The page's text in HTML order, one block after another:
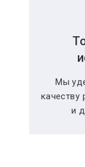
Мы
качеству
и